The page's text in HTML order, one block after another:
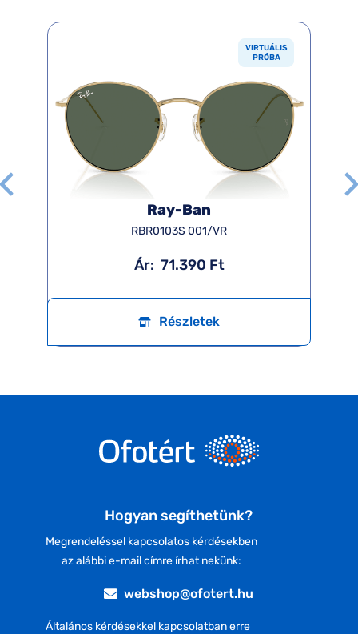
VIRTUÁLIS
PRÓBA
Ray-Ban
RBR0103S 001/VR
Ár: 71.390 Ft
Részletek
Hogyan segíthetünk?
Megrendeléssel kapcsolatos kérdésekben
az alábbi e-mail címre írhat nekünk:
webshop@ofotert.hu
Általános kérdésekkel kapcsolatban erre